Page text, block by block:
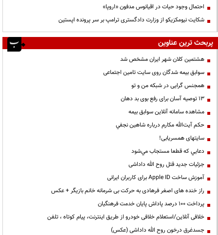
احتمال وجود حیات در اقیانوس مدفون «اروپا»
شکایت نیومکزیکو از وزارت دادگستری ترامپ بر سر پرونده اپستین
پربحث ترین عناوین
هشتمین کلان شهر ایران مشخص شد
سوابق بیمه شدگان روی سایت تامین اجتماعی
همجنس گرایی در شبکه من و تو
13 توصیه آسان برای رفع بوی بد دهان
مشاهده سامانه آنلاين سوابق بیمه
حكم آيت‌الله مكارم درباره شاهين نجفي
سایتهای همسریابی!
دعايي كه قطعا مستجاب مي‌شود
جزئیات جدید قتل روح الله داداشی
آموزش ساخت Apple ID برای کاربران ایرانی
راز خنده های اصغر فرهادی به حرکت بی شرمانه خانم بازیگر + عکس
پرداخت ۱۰۰ درصد پاداش پایان خدمت فرهنگیان
خلافی آنلاین/استعلام خلافی خودرو از طریق اینترنت، پیام کوتاه ، تلفن
جسدغرق درخون روح الله داداشی (عکس)